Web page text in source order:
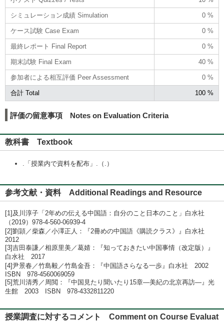
シミュレーション成績 Simulation 0 %
ケース試験 Case Exam 0 %
最終レポート Final Report 0 %
期末試験 Final Exam 40 %
参加者による相互評価 Peer Assessment 0 %
合計 Total 100 %
評価の留意事項 Notes on Evaluation Criteria
教科書 Textbook
.「授業内で資料を配布」.（.）
参考文献・資料 Additional Readings and Resource
[1]及川淳子「2年めの伝える中国語：自分のこと日本のこと」白水社
（2019）978-4-560-06939-4
[2]劉頴／柴森／小澤正人：『2冊めの中国語《購読クラス》』白水社
2012
[3]吉田泰謙／相原里美／葛婧：『知っておきたい中国事情（改定版）』
白水社 2017
[4]尹景春／竹島毅／竹島金吾：『中国語さらなる一歩』白水社 2002
ISBN 978-4560069059
[5]荒川清秀／周閲：『中国見たり聞いたり15章―美紀の北京再訪―』光
生館 2003 ISBN 978-4332811220
授業調査に対するコメント Comment on Course Evaluat